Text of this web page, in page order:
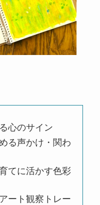
心のサイン
る声かけ・関わ
てに活かす色彩
ート観察トレー